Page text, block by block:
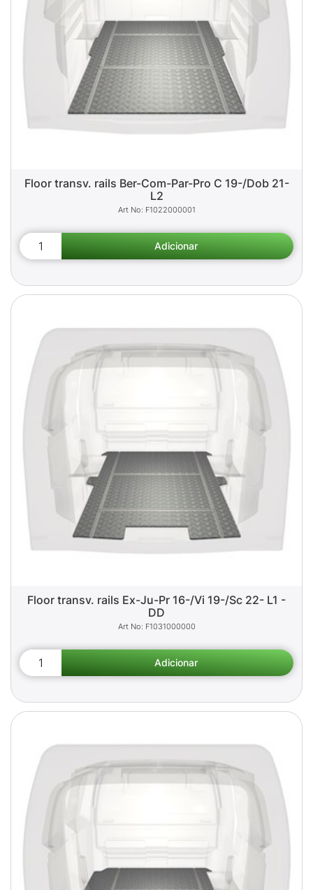
Floor transv. rails Ber-Com-Par-Pro C 19-/Dob 21-
L2
F1022000001
Floor transv. rails Ex-Ju-Pr 16-/Vi 19-/Sc 22- L1 -
DD
F1031000000